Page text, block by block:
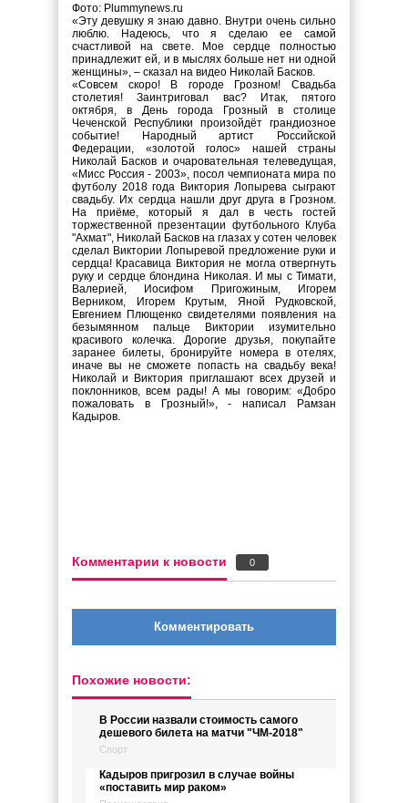
Фото: Plummynews.ru
«Эту девушку я знаю давно. Внутри очень сильно
люблю. Надеюсь, что я сделаю ее самой
счастливой на свете. Мое сердце полностью
принадлежит ей, и в мыслях больше нет ни одной
женщины», – сказал на видео Николай Басков.
«Совсем скоро! В городе Грозном! Свадьба
столетия! Заинтриговал вас? Итак, пятого
октября, в День города Грозный в столице
Чеченской Республики произойдёт грандиозное
событие! Народный артист Российской
Федерации, «золотой голос» нашей страны
Николай Басков и очаровательная телеведущая,
«Мисс Россия - 2003», посол чемпионата мира по
футболу 2018 года Виктория Лопырева сыграют
свадьбу. Их сердца нашли друг друга в Грозном.
На приёме, который я дал в честь гостей
торжественной презентации футбольного Клуба
"Ахмат", Николай Басков на глазах у сотен человек
сделал Виктории Лопыревой предложение руки и
сердца! Красавица Виктория не могла отвергнуть
руку и сердце блондина Николая. И мы с Тимати,
Валерией, Иосифом Пригожиным, Игорем
Верником, Игорем Крутым, Яной Рудковской,
Евгением Плющенко свидетелями появления на
безымянном пальце Виктории изумительно
красивого колечка. Дорогие друзья, покупайте
заранее билеты, бронируйте номера в отелях,
иначе вы не сможете попасть на свадьбу века!
Николай и Виктория приглашают всех друзей и
поклонников, всем рады! А мы говорим: «Добро
пожаловать в Грозный!», - написал Рамзан
Кадыров.
Комментарии к новости 0
Комментировать
Похожие новости:
В России назвали стоимость самого
дешевого билета на матчи "ЧМ-2018"
Спорт
Кадыров пригрозил в случае войны
«поставить мир раком»